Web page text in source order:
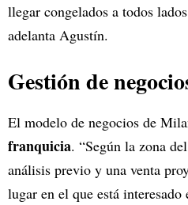
llegar congelados a todos
adelanta Agustín.
Gestión de
El modelo de negocios de
franquicia. “Según la zona
análisis previo y una venta
lugar en el que está